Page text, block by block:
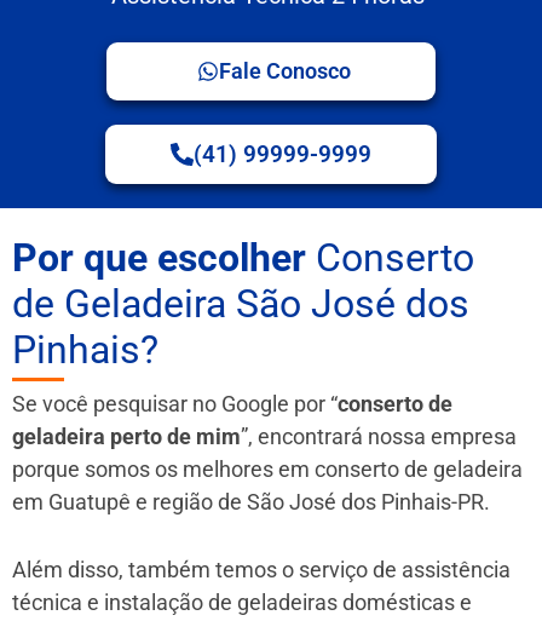
Fale Conosco
(41) 99999-9999
Por que escolher Conserto
de Geladeira São José dos
Pinhais?
Se você pesquisar no Google por “conserto de
geladeira perto de mim”, encontrará nossa empresa
porque somos os melhores em conserto de geladeira
em Guatupê e região de São José dos Pinhais-PR.
Além disso, também temos o serviço de assistência
técnica e instalação de geladeiras domésticas e